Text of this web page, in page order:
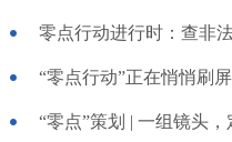
“零点行动”正在悄悄刷屏